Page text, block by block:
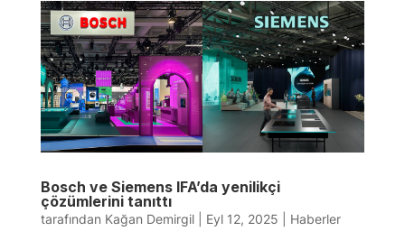
Bosch ve Siemens IFA’da yenilikçi
çözümlerini tanıttı
tarafından Kağan Demirgil| Eyl 12, 2025 Haberler